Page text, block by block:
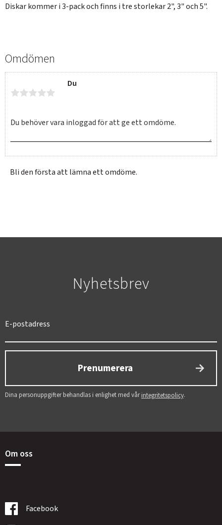
Diskar kommer i 3-pack och finns i tre storlekar 2", 3" och 5".
Omdömen
Du
Bli den första att lämna ett omdöme.
Nyhetsbrev
Prenumerera
Dina personuppgifter behandlas i enlighet med vårintegritetspolicy.
Om oss
Facebook